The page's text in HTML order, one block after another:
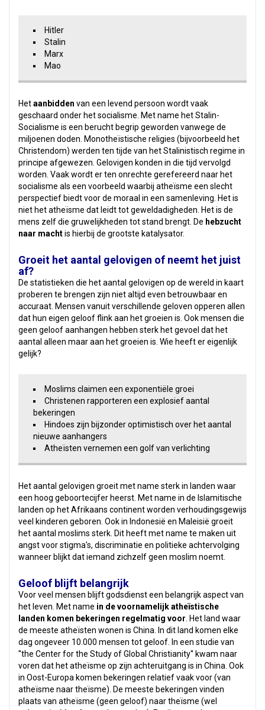
Hitler
Stalin
Marx
Mao
Hetaanbidden van een levend persoon wordt vaak
geschaard onder het socialisme. Met name het Stalin-
Socialisme is een berucht begrip geworden vanwege de
miljoenen doden. Monotheïstische religies (bijvoorbeeld het
Christendom) werden ten tijde van het Stalinistisch regime in
principe afgewezen. Gelovigen konden in die tijd vervolgd
worden. Vaak wordt er ten onrechte gerefereerd naar het
socialisme als een voorbeeld waarbij atheïsme een slecht
perspectief biedt voor de moraal in een samenleving. Het is
niet het atheïsme dat leidt tot geweldadigheden. Het is de
mens zelf die gruwelijkheden tot stand brengt. De hebzucht
naar machtis hierbij de grootste katalysator.
Groeit het aantal gelovigen of neemt het juist
af?
De statistieken die het aantal gelovigen op de wereld in kaart
proberen te brengen zijn niet altijd even betrouwbaar en
accuraat. Mensen vanuit verschillende geloven opperen allen
dat hun eigen geloof flink aan het groeien is. Ook mensen die
geen geloof aanhangen hebben sterk het gevoel dat het
aantal alleen maar aan het groeien is. Wie heeft er eigenlijk
gelijk?
Moslims claimen een exponentiële groei
Christenen rapporteren een explosief aantal
bekeringen
Hindoes zijn bijzonder optimistisch over het aantal
nieuwe aanhangers
Atheïsten vernemen een golf van verlichting
Het aantal gelovigen groeit met name sterk in landen waar
een hoog geboortecijfer heerst. Met name in de Islamitische
landen op het Afrikaans continent worden verhoudingsgewijs
veel kinderen geboren. Ook in Indonesië en Maleisië groeit
het aantal moslims sterk. Dit heeft met name te maken uit
angst voor stigma's, discriminatie en politieke achtervolging
wanneer blijkt dat iemand zichzelf geen moslim noemt.
Geloof blijft belangrijk
Voor veel mensen blijft godsdienst een belangrijk aspect van
het leven. Met name in de voornamelijk atheïstische
landen komen bekeringen regelmatig voor . Het land waar
de meeste atheïsten wonen is China. In dit land komen elke
dag ongeveer 10.000 mensen tot geloof. In een studie van
''the Center for the Study of Global Christianity'' kwam naar
voren dat het atheïsme op zijn achteruitgang is in China. Ook
in Oost-Europa komen bekeringen relatief vaak voor (van
atheïsme naar theïsme). De meeste bekeringen vinden
plaats van atheïsme (geen geloof) naar theïsme (wel